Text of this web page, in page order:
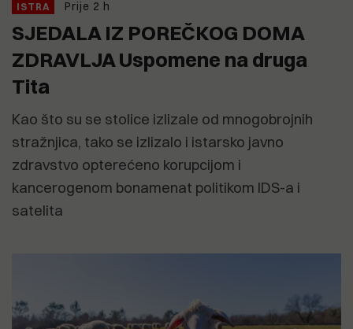
ISTRA Prije 2 h
SJEDALA IZ POREČKOG DOMA
ZDRAVLJA Uspomene na druga
Tita
Kao što su se stolice izlizale od mnogobrojnih
stražnjica, tako se izlizalo i istarsko javno
zdravstvo opterećeno korupcijom i
kancerogenom bonamenat politikom IDS-a i
satelita